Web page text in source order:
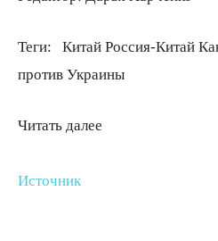
Теги:
Китай Россия-Китай
против Украины
Читать далее
Источник